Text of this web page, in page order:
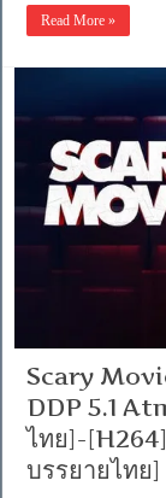
HQ]
(2023)
ยุทธ์
ไร้
พ่าย
[เสียง
DD
5.1.EX
/
DD
2.0]
[บรรยาย:
อังกฤษ
Master]
[1080p]
[MKV]
Read More »
Scary
DDP 5.1
ไทย]-
บรรยายไทย